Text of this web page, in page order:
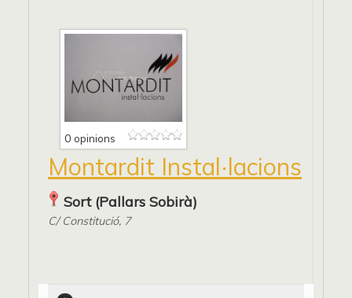
0 opinions
Montardit Instal·lacions
Sort (Pallars Sobirà)
C/ Constitució, 7